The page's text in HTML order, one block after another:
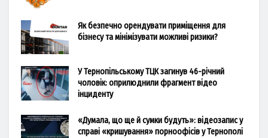
Як безпечно орендувати приміщення для
бізнесу та мінімізувати можливі ризики?
У Тернопільському ТЦК загинув 46-річний
чоловік: оприлюднили фрагмент відео
інциденту
«Думала, що ще й сумки будуть»: відеозапис у
справі «кришування» порноофісів у Тернополі